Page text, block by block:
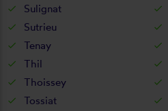
Sulignat
Sutrieu
Tenay
Thil
Thoissey
Tossiat